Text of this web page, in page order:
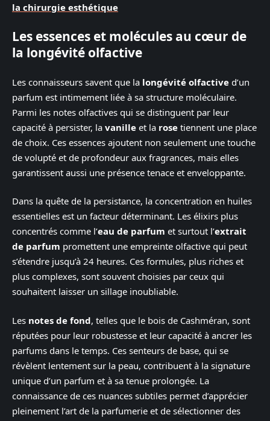
la chirurgie esthétique
Les essences et molécules au cœur de
la longévité olfactive
Les connaisseurs savent que la longévité olfactive d’un
parfum est intimement liée à sa structure moléculaire.
Parmi les notes olfactives qui se distinguent par leur
capacité à persister, la vanille et la rose tiennent une place
de choix. Ces essences ajoutent non seulement une touche
de volupté et de profondeur aux fragrances, mais elles
garantissent aussi une présence tenace et enveloppante.
Dans la quête de la persistance, la concentration en huiles
essentielles est un facteur déterminant. Les élixirs plus
concentrés comme l’eau de parfum et surtout l’extrait
de parfum promettent une empreinte olfactive qui peut
s’étendre jusqu’à 24 heures. Ces formules, plus riches et
plus complexes, sont souvent choisies par ceux qui
souhaitent laisser un sillage inoubliable.
Les notes de fond, telles que le bois de Cashméran, sont
réputées pour leur robustesse et leur capacité à ancrer les
parfums dans le temps. Ces senteurs de base, qui se
révèlent lentement sur la peau, contribuent à la signature
unique d’un parfum et à sa tenue prolongée. La
connaissance de ces nuances subtiles permet d’apprécier
pleinement l’art de la parfumerie et de sélectionner des